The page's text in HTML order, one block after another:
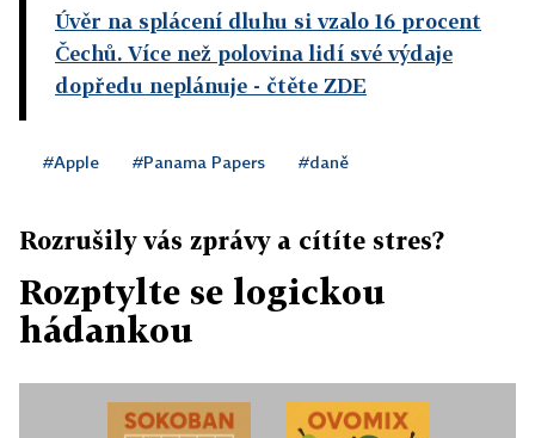
Úvěr na splácení dluhu si vzalo 16 procent
Čechů. Více než polovina lidí své výdaje
dopředu neplánuje - čtěte ZDE
#Apple #Panama Papers #daně
Rozrušily vás zprávy a cítíte stres?
Rozptylte se logickou
hádankou